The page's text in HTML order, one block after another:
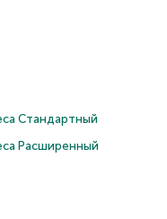
Cтандартный
Расширенный